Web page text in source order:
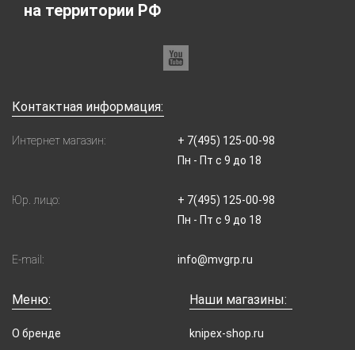
на территории РФ
Контактная информация:
Интернет магазин:
+ 7(495) 125-00-98
Пн - Пт с 9 до 18
Юр. лицо:
+ 7(495) 125-00-98
Пн - Пт с 9 до 18
E-mail: info@mvgrp.ru
Меню:
О бренде
Наши магазины:
knipex-shop.ru